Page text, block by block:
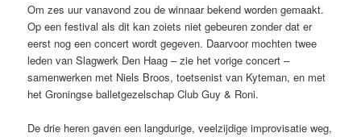
Om zes uur vanavond zou de winnaar bekend worden gemaakt.
Op een festival als dit kan zoiets niet gebeuren zonder dat er
eerst nog een concert wordt gegeven. Daarvoor mochten twee
leden van Slagwerk Den Haag – zie het vorige concert –
samenwerken met Niels Broos, toetsenist van Kyteman, en met
het Groningse balletgezelschap Club Guy & Roni.
De drie heren gaven een langdurige, veelzijdige improvisatie weg,